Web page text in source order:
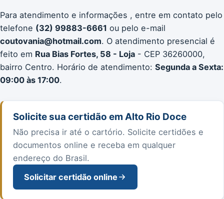
Para atendimento e informações , entre em contato pelo
telefone (32) 99883-6661 ou pelo e-mail
coutovania@hotmail.com. O atendimento presencial é
feito em Rua Bias Fortes, 58 - Loja - CEP 36260000,
bairro Centro. Horário de atendimento: Segunda a Sexta:
09:00 às 17:00.
Solicite sua certidão em Alto Rio Doce
Não precisa ir até o cartório. Solicite certidões e
documentos online e receba em qualquer
endereço do Brasil.
Solicitar certidão online